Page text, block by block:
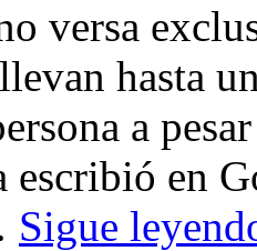
versa
hasta
a
en
Sigue